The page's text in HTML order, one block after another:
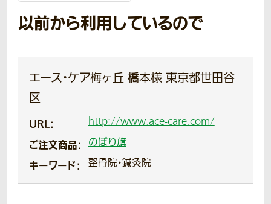
以前から利用しているので
エース・ケア梅ヶ丘 橋本様 東京都世田谷
区
URL： http://www.ace-care.com/
ご注文商品： のぼり旗
キーワード： 整骨院・鍼灸院